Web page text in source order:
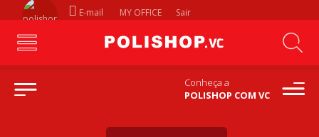
E-mail MY OFFICE Sair
Conheça a
POLISHOP COM VC